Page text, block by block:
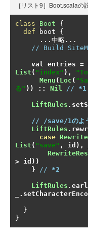
［リスト9］Boot.scalaの
class Boot
{
def boot {
...中略...
// Build
val entries =
List ( "index" ),
Menu ( Loc (
る" )) :: Nil // *1
LiftRules .
// /save/1のよう
LiftRules .
case
List ( "save" , id ),
> id ))
}
// *2
LiftRules .
.
}
}